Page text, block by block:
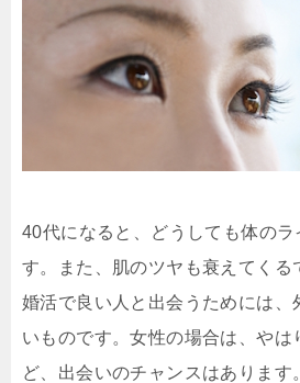
40代になると、どうしても体の
す。また、肌のツヤも衰えてくる
婚活で良い人と出会うためには、
いものです。女性の場合は、やは
ど、出会いのチャンスはあります